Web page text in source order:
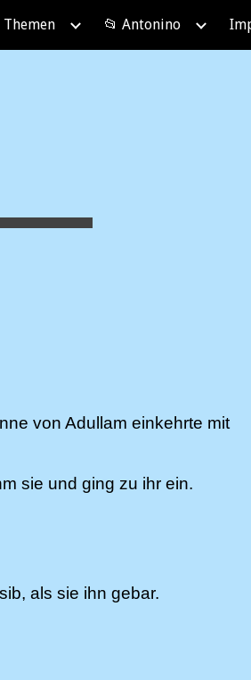
📂 Antonino
von Adullam einkehrte mit
sie und ging zu ihr ein.
als sie ihn gebar.